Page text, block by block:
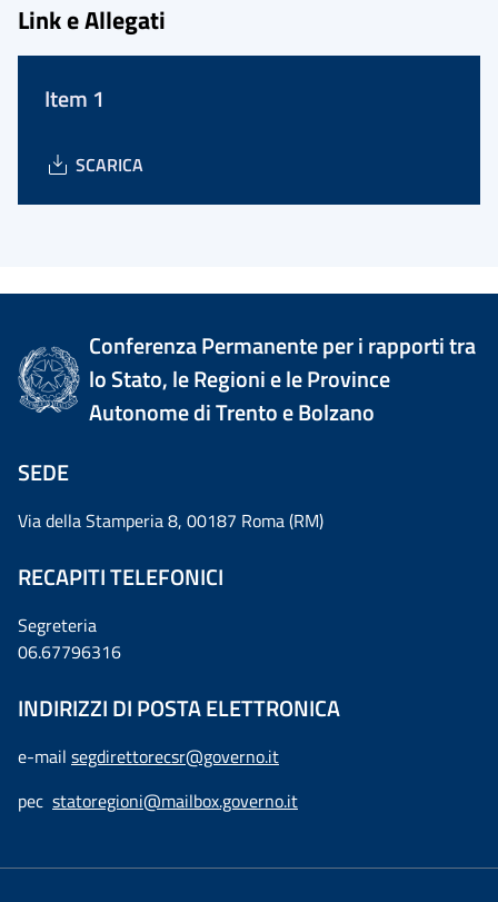
Link e Allegati
Item 1
SCARICA
Conferenza Permanente per i rapporti tra
lo Stato, le Regioni e le Province
Autonome di Trento e Bolzano
SEDE
Via della Stamperia 8, 00187 Roma (RM)
RECAPITI TELEFONICI
Segreteria
06.67796316
INDIRIZZI DI POSTA ELETTRONICA
e-mail segdirettorecsr@governo.it
pec statoregioni@mailbox.governo.it